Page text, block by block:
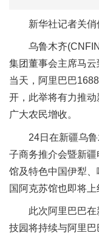
新华社记者关
乌鲁木齐
集团董事会主席马云
当天，阿里巴巴
开，此举将有力推
广大农民增收。
24日在新疆乌
子商务推介会暨新
馆及特色中国伊犁
国阿克苏馆也即将上
此次阿里巴巴
技园将持续与阿里